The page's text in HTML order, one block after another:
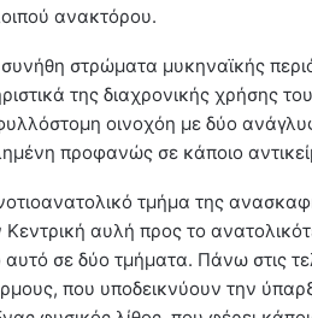
ανακτόρου.
στρώματα μυκηναϊκής
της διαχρονικής χρήσης
οινοχόη με δύο
προφανώς σε κάποιο
τμήμα της
αυλή προς το
σε δύο τμήματα. Πάνω στις
που υποδεικνύουν την